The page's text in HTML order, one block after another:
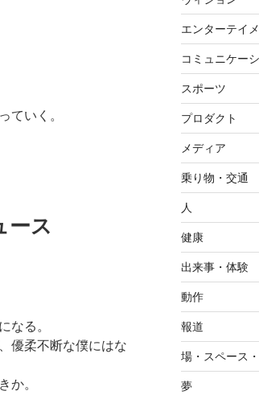
ていく。
ス
なる。
優柔不断な僕にはな
か。
エンターテイ
コミュニケー
スポーツ
プロダクト
メディア
乗り物・交通
人
健康
出来事・体験
動作
報道
場・スペース
夢